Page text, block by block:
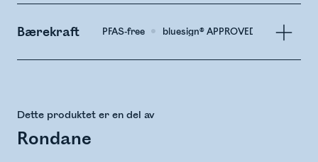
Bærekraft PFAS-free bluesign® APPROVED Material
Dette produktet er en del av
Rondane